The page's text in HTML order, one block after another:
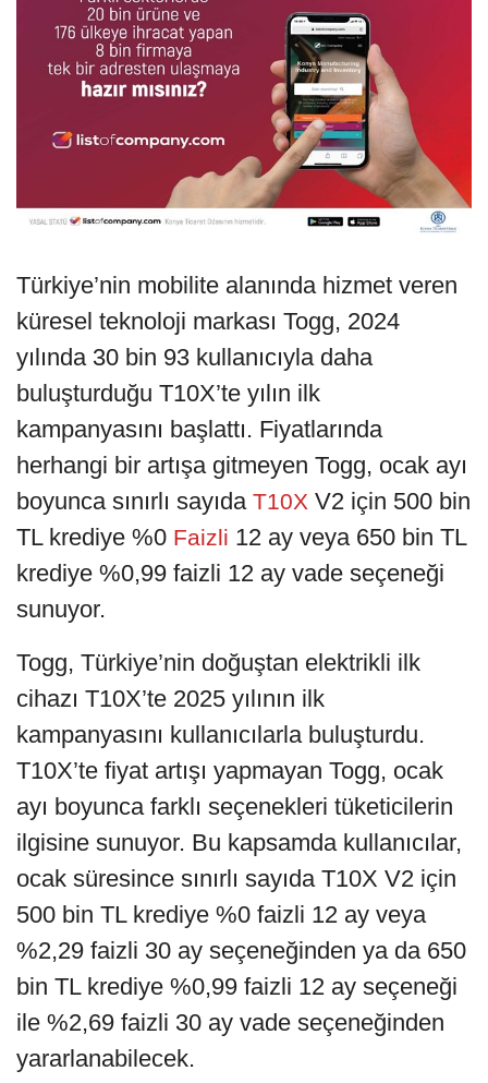
Türkiye’nin mobilite alanında hizmet veren
küresel teknoloji markası Togg, 2024
yılında 30 bin 93 kullanıcıyla daha
buluşturduğu T10X’te yılın ilk
kampanyasını başlattı. Fiyatlarında
herhangi bir artışa gitmeyen Togg, ocak ayı
boyunca sınırlı sayıda T10X V2 için 500 bin
TL krediye %0 Faizli 12 ay veya 650 bin TL
krediye %0,99 faizli 12 ay vade seçeneği
sunuyor.
Togg, Türkiye’nin doğuştan elektrikli ilk
cihazı T10X’te 2025 yılının ilk
kampanyasını kullanıcılarla buluşturdu.
T10X’te fiyat artışı yapmayan Togg, ocak
ayı boyunca farklı seçenekleri tüketicilerin
ilgisine sunuyor. Bu kapsamda kullanıcılar,
ocak süresince sınırlı sayıda T10X V2 için
500 bin TL krediye %0 faizli 12 ay veya
%2,29 faizli 30 ay seçeneğinden ya da 650
bin TL krediye %0,99 faizli 12 ay seçeneği
ile %2,69 faizli 30 ay vade seçeneğinden
yararlanabilecek.